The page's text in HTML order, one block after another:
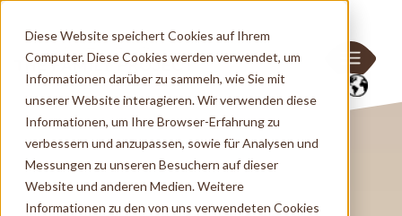
Diese Website speichert Cookies auf Ihrem
Computer. Diese Cookies werden verwendet, um
Informationen darüber zu sammeln, wie Sie mit
unserer Website interagieren. Wir verwenden diese
Informationen, um Ihre Browser-Erfahrung zu
verbessern und anzupassen, sowie für Analysen und
Messungen zu unseren Besuchern auf dieser
Website und anderen Medien. Weitere
Informationen zu den von uns verwendeten Cookies